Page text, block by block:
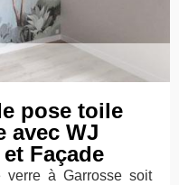
pose toile
avec WJ
Façade
à Garrosse soit